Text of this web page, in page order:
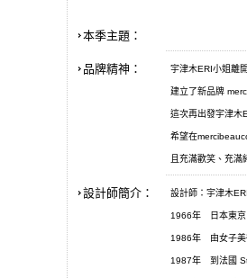
本季主題：
品牌精神： 宇津木ERI小姐離
建立了新品牌
這次再出發宇津木
希望在
且充滿歡笑、充滿
設計師簡介： 設計師：宇津木
1966年 日本東京
1986年 由女子美
1987年 到法國